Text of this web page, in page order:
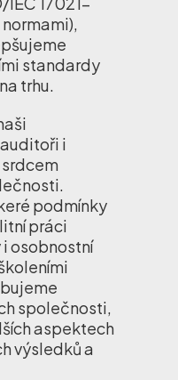
normami),
standardy
trhu.
i
podmínky
práci
osobnostní
společnosti,
aspektech
výsledků a